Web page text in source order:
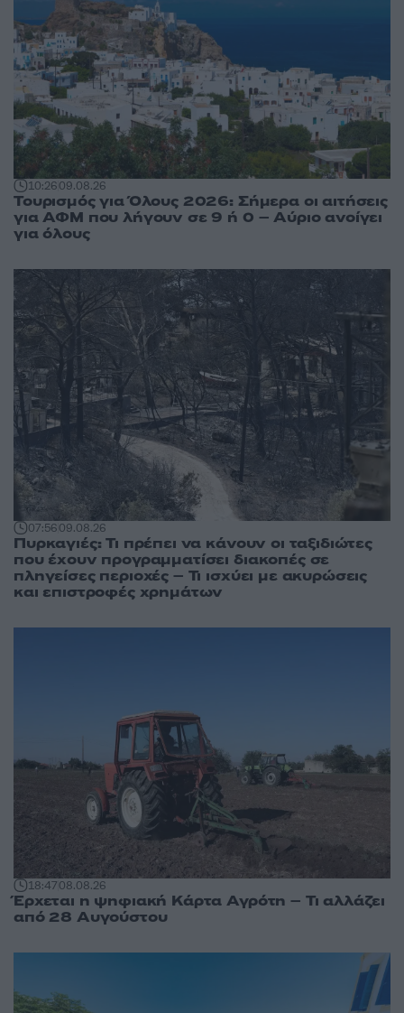
10:2609.08.26
Τουρισμός για Όλους 2026: Σήμερα οι αιτήσεις
για ΑΦΜ που λήγουν σε 9 ή 0 – Αύριο ανοίγει
για όλους
07:5609.08.26
Πυρκαγιές: Τι πρέπει να κάνουν οι ταξιδιώτες
που έχουν προγραμματίσει διακοπές σε
πληγείσες περιοχές – Τι ισχύει με ακυρώσεις
και επιστροφές χρημάτων
18:4708.08.26
Έρχεται η ψηφιακή Κάρτα Αγρότη – Τι αλλάζει
από 28 Αυγούστου